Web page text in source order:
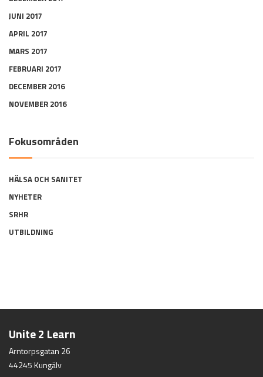
JUNI 2017
APRIL 2017
MARS 2017
FEBRUARI 2017
DECEMBER 2016
NOVEMBER 2016
Fokusområden
HÄLSA OCH SANITET
NYHETER
SRHR
UTBILDNING
Unite 2 Learn
Arntorpsgatan 26
44245 Kungälv